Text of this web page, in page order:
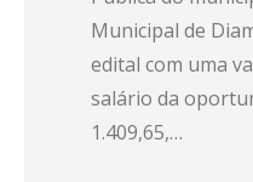
Municipal de
edital com uma
salário da
1.409,65,…